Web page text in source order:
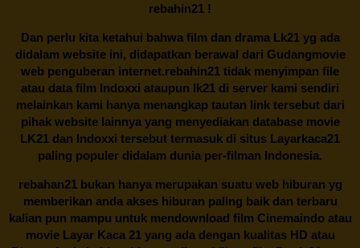
rebahin21 !
Dan perlu kita ketahui bahwa film dan dramaLk21yg ada
didalam website ini, didapatkan berawal dari Gudangmovie
web penguberan internet.rebahin21 tidak menyimpan file
atau data film Indoxxi ataupun lk21 di server kami sendiri
melainkan kami hanya menangkap tautan link tersebut dari
pihak website lainnya yang menyediakan database movie
LK21 dan Indoxxi tersebut termasuk di situs Layarkaca21
paling populer didalam dunia per-filman Indonesia.
rebahan21bukan hanya merupakan suatu web hiburan yg
memberikan anda akses hiburan paling baik dan terbaru
kalian pun mampu untuk mendownload film Cinemaindo atau
movie Layar Kaca 21 yang ada dengan kualitas HD atau